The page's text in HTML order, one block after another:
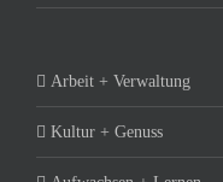
Arbeit + Verwaltung
Kultur + Genuss